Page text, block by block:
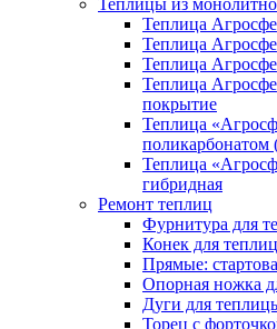
Теплица
Теплица
Теплица
Теплица
покрытие
Теплица
Теплица
гибридная
Ремонт теплиц
Фурнитура для
Конек для
Прямые:
Опорная ножка
Дуги для
Торец с